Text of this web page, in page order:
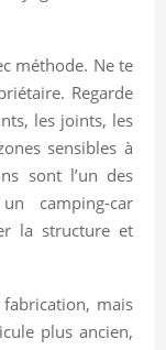
méthode. Ne te
Regarde
les joints, les
sensibles à
sont l’un des
camping-car
la structure et
fabrication, mais
plus ancien,